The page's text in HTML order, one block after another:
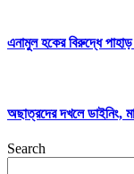
এনামুল হকের বিরুদ্ধে
অছাত্রদের দখলে ডাইনিং,
Search